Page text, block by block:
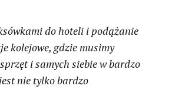
do hoteli i podążanie
kolejowe, gdzie musimy
i samych siebie w bardzo
nie tylko bardzo